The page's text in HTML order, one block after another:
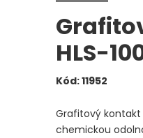
HLS-
Kód:11952
Grafitový
chemickou